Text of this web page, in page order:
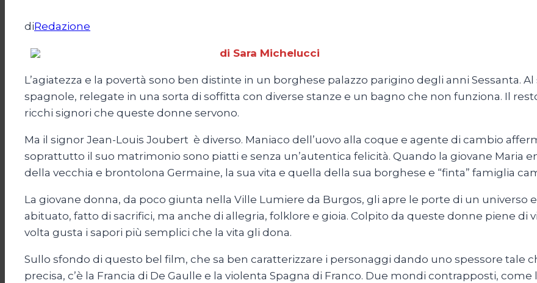
diRedazione
di Sara Michelucci
L’agiatezza e la povertà sono ben distinte in un borghese palazzo parigino degli anni Sessanta.
spagnole, relegate in una sorta di soffitta con diverse stanze e un bagno che non funziona. Il
ricchi signori che queste donne servono.
Ma il signor Jean-Louis Joubert è diverso. Maniaco dell’uovo alla coque e agente di cambio
soprattutto il suo matrimonio sono piatti e senza un’autentica felicità. Quando la giovane Maria
della vecchia e brontolona Germaine, la sua vita e quella della sua borghese e “finta” famiglia
La giovane donna, da poco giunta nella Ville Lumiere da Burgos, gli apre le porte di un
abituato, fatto di sacrifici, ma anche di allegria, folklore e gioia. Colpito da queste donne piene di
volta gusta i sapori più semplici che la vita gli dona.
Sullo sfondo di questo bel film, che sa ben caratterizzare i personaggi dando uno spessore tale
precisa, c’è la Francia di De Gaulle e la violenta Spagna di Franco. Due mondi contrapposti,